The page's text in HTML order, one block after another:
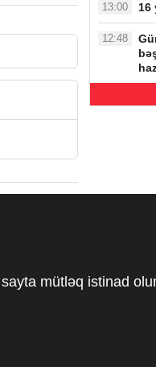
13:00 16
12:48
mütləq istinad